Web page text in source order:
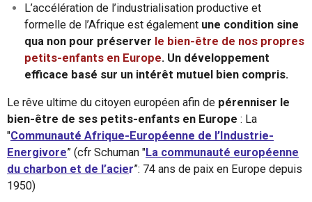
L’accélération de l’industrialisation productive et
formelle de l’Afrique est égalementune condition sine
qua non pour préserver le bien-être de nos propres
petits-enfants en Europe. Un développement
efficace basé sur un intérêt mutuel bien compris.
Le rêve ultime du citoyen européen afin de pérenniser le
bien-être de ses petits-enfants en Europe : La
"Communauté Afrique-Européenne de l’ Industrie-
Energivore” (cfr Schuman "La communauté européenne
du charbon et de l’acier”: 74 ans de paix en Europe depuis
1950)